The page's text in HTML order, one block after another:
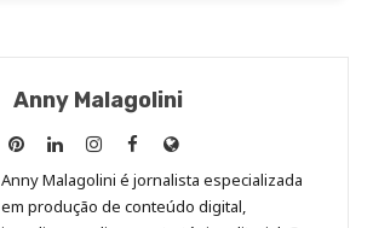
Anny Malagolini
Anny
Malagolini
no
Anny
Malagolini
no
Anny
Malagolini
no
Anny
Malagolini
no
Site
de
Anny
Anny Malagolini é jornalista especializada
em produção de conteúdo digital,